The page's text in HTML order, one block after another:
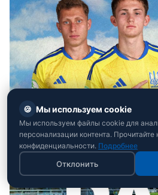
🍪 Мы используем cookie
Мы используем файлы cookie для
персонализации контента.
конфиденциальности. Подробнее
Отклонить